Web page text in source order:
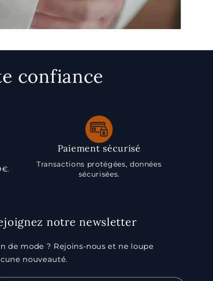
confiance
Paiement sécurisé
Transactions protégées, données
sécurisées.
notre newsletter
de mode ? Rejoins-nous et ne loupe
nouveauté.